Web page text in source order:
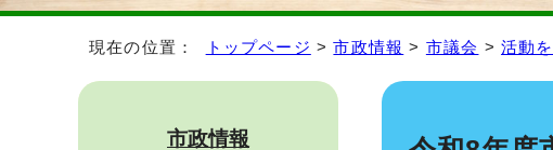
現在の位置： トップページ >市政情報 > 市議会 >活動
市政情報